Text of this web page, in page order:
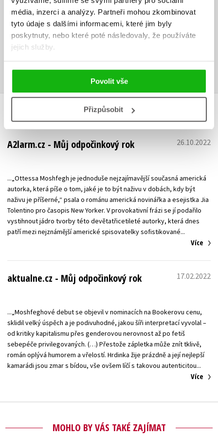
média, inzerci a analýzy. Partneři mohou zkombinovat
tyto údaje s dalšími informacemi, které jim byly
poskytnuty, nebo které poté následovaly, že používáte
jejich služby.
Povolit vše
Přizpůsobit
Eileenobdržela nominaci na National Book Critics Circle Award a na
Man Booker Prize. Její knihaMůj odpočinkový rokse zařadila mezi
bestsellery podle ženříčku New York Times. Žije v Jižní Kalifornii.
Zobrazit profil autora
RECENZE
A2larm.cz - Můj odpočinkový rok
26.10.2022
...„Ottessa Moshfegh je jednoduše nejzajímavější současná americká
autorka, která píše o tom, jaké je to být naživu v dobách, kdy být
naživu je příšerné,“ psala o románu americká novinářka a esejistka Jia
Tolentino pro časopis New Yorker. V provokativní frázi se jí podařilo
vystihnout jádro tvorby této devětatřicetileté autorky, která dnes
Více
aktualne.cz - Můj odpočinkový rok 17.02.2022
...„Moshfeghové debut se objevil v nominacích na Bookerovu cenu,
sklidil velký úspěch a je podivuhodné, jakou šíři interpretací vyvolal –
od kritiky kapitalismu přes genderovou nerovnost až po fetiš
sebepéče privilegovaných. (…) Přestože zápletka může znít tklivě,
román oplývá humorem a vřelostí. Hrdinka žije prázdně a její nejlepší
Více
MOHLO BY VÁS TAKÉ ZAJÍMAT